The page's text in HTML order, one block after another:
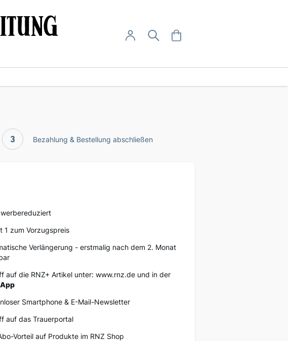
User-Menü
Anmelden
3 Bezahlung & Bestellung abschließen
1 zum Vorzugspreis
Verlängerung - erstmalig nach dem 2. Monat
auf die RNZ+ Artikel unter: www.rnz.de und in der
Smartphone & E-Mail-Newsletter
auf das Trauerportal
Vorteil auf Produkte im RNZ Shop